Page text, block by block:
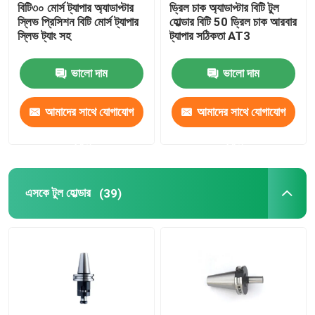
ড্রিল চক
বাদাম ক্ল্যাম্পিং
বিটি৩০ মোর্স ট্যাপার অ্যাডাপ্টার
স্লিভ প্রিসিশন বিটি মোর্স ট্যাপার
স্লিভ ট্যাং সহ
ভালো দাম
আমাদের সাথে যোগাযোগ
ড্রিল চাক অ্যাডাপ্টার বিটি টুল
হোল্ডার বিটি 50 ড্রিল চাক আরবার
ট্যাপার সঠিকতা AT3
ভালো দাম
আমাদের সাথে যোগাযোগ
এসকে টুল হোল্ডার (39)